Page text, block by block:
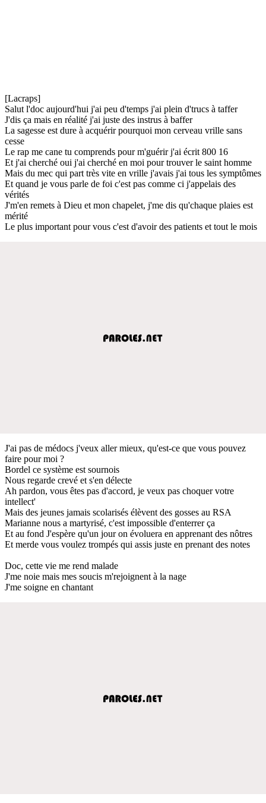
[Lacraps]
Salut l'doc aujourd'hui j'ai peu d'temps j'ai plein d'trucs à taffer
J'dis ça mais en réalité j'ai juste des instrus à baffer
La sagesse est dure à acquérir pourquoi mon cerveau vrille sans
cesse
Le rap me cane tu comprends pour m'guérir j'ai écrit 800 16
Et j'ai cherché oui j'ai cherché en moi pour trouver le saint homme
Mais du mec qui part très vite en vrille j'avais j'ai tous les symptômes
Et quand je vous parle de foi c'est pas comme ci j'appelais des
vérités
J'm'en remets à Dieu et mon chapelet, j'me dis qu'chaque plaies est
mérité
Le plus important pour vous c'est d'avoir des patients et tout le mois
J'ai pas de médocs j'veux aller mieux, qu'est-ce que vous pouvez
faire pour moi ?
Bordel ce système est sournois
Nous regarde crevé et s'en délecte
Ah pardon, vous êtes pas d'accord, je veux pas choquer votre
intellect'
Mais des jeunes jamais scolarisés élèvent des gosses au RSA
Marianne nous a martyrisé, c'est impossible d'enterrer ça
Et au fond J'espère qu'un jour on évoluera en apprenant des nôtres
Et merde vous voulez trompés qui assis juste en prenant des notes
Doc, cette vie me rend malade
J'me noie mais mes soucis m'rejoignent à la nage
J'me soigne en chantant